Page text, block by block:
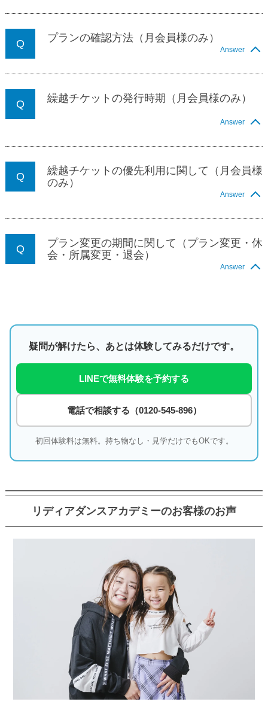
プランの確認方法（月会員様のみ）
Answer
繰越チケットの発行時期（月会員様のみ）
Answer
繰越チケットの優先利用に関して（月会員様
のみ）
Answer
プラン変更の期間に関して（プラン変更・休
会・所属変更・退会）
Answer
疑問が解けたら、あとは体験してみるだけです。
LINEで無料体験を予約する
電話で相談する（0120-545-896）
初回体験料は無料。持ち物なし・見学だけでもOKです。
リディアダンスアカデミーのお客様のお声